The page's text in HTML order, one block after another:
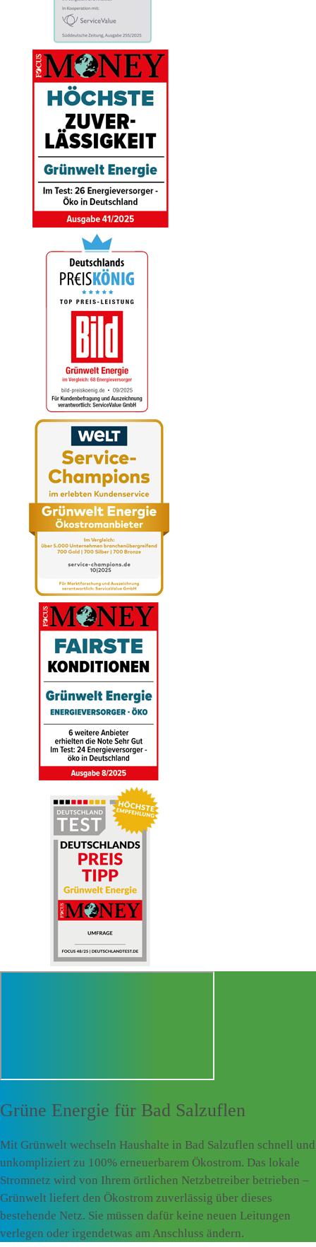
Grüne Energie für Bad Salzuflen
Mit Grünwelt wechseln Haushalte in Bad Salzuflen schnell und
unkompliziert zu 100% erneuerbarem Ökostrom. Das lokale
Stromnetz wird von Ihrem örtlichen Netzbetreiber betrieben –
Grünwelt liefert den Ökostrom zuverlässig über dieses
bestehende Netz. Sie müssen dafür keine neuen Leitungen
verlegen oder irgendetwas am Anschluss ändern.